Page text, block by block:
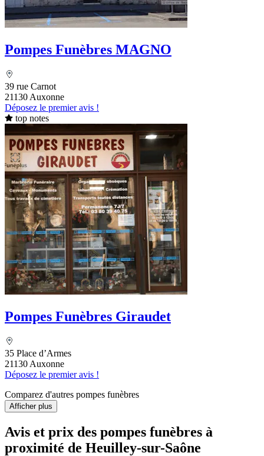
Pompes Funèbres MAGNO
39 rue Carnot
21130 Auxonne
Déposez le premier avis !
top notes
Pompes Funèbres Giraudet
35 Place d’Armes
21130 Auxonne
Déposez le premier avis !
Comparez d'autres pompes funèbres
Afficher plus
Avis et prix des pompes funèbres à
proximité de Heuilley-sur-Saône